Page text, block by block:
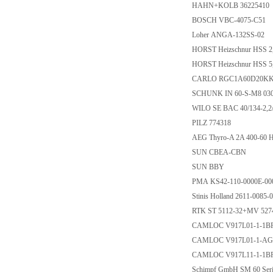
HAHN+KOLB 36225410
BOSCH VBC-4075-C51
Loher ANGA-132SS-02
HORST Heizschnur HSS
HORST Heizschnur HSS
CARLO
SCHUNK IN 60-S-M8
WILO SE BAC 40/134-
PILZ 774318
AEG Thyro-A 2A 400-60
SUN CBEA-CBN
SUN BBY
PMA KS42-110-0000E-
Stinis Holland 2611-
RTK ST 5112-32+MV
CAMLOC V917L01-1-
CAMLOC V917L01-1-
CAMLOC V917L11-1-
Schimpf GmbH SM 60